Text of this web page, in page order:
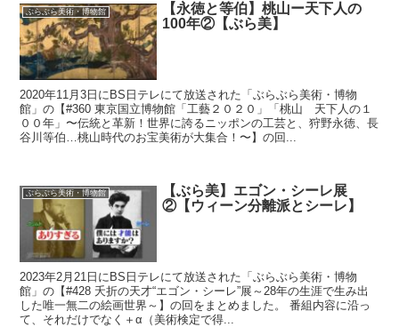
ぶらぶら美術・博物館
【永徳と等伯】桃山ー天下人の
100年②【ぶら美】
2020年11月3日にBS日テレにて放送された「ぶらぶら美術・博物
館」の【#360 東京国立博物館「工藝２０２０」「桃山 天下人の１
００年」〜伝統と革新！世界に誇るニッポンの工芸と、狩野永徳、長
谷川等伯…桃山時代のお宝美術が大集合！〜】の回...
ぶらぶら美術・博物館
【ぶら美】エゴン・シーレ展
②【ウィーン分離派とシーレ】
2023年2月21日にBS日テレにて放送された「ぶらぶら美術・博物
館」の【#428 夭折の天才“エゴン・シーレ”展～28年の生涯で生み出
した唯一無二の絵画世界～】の回をまとめました。 番組内容に沿っ
て、それだけでなく＋α（美術検定で得...